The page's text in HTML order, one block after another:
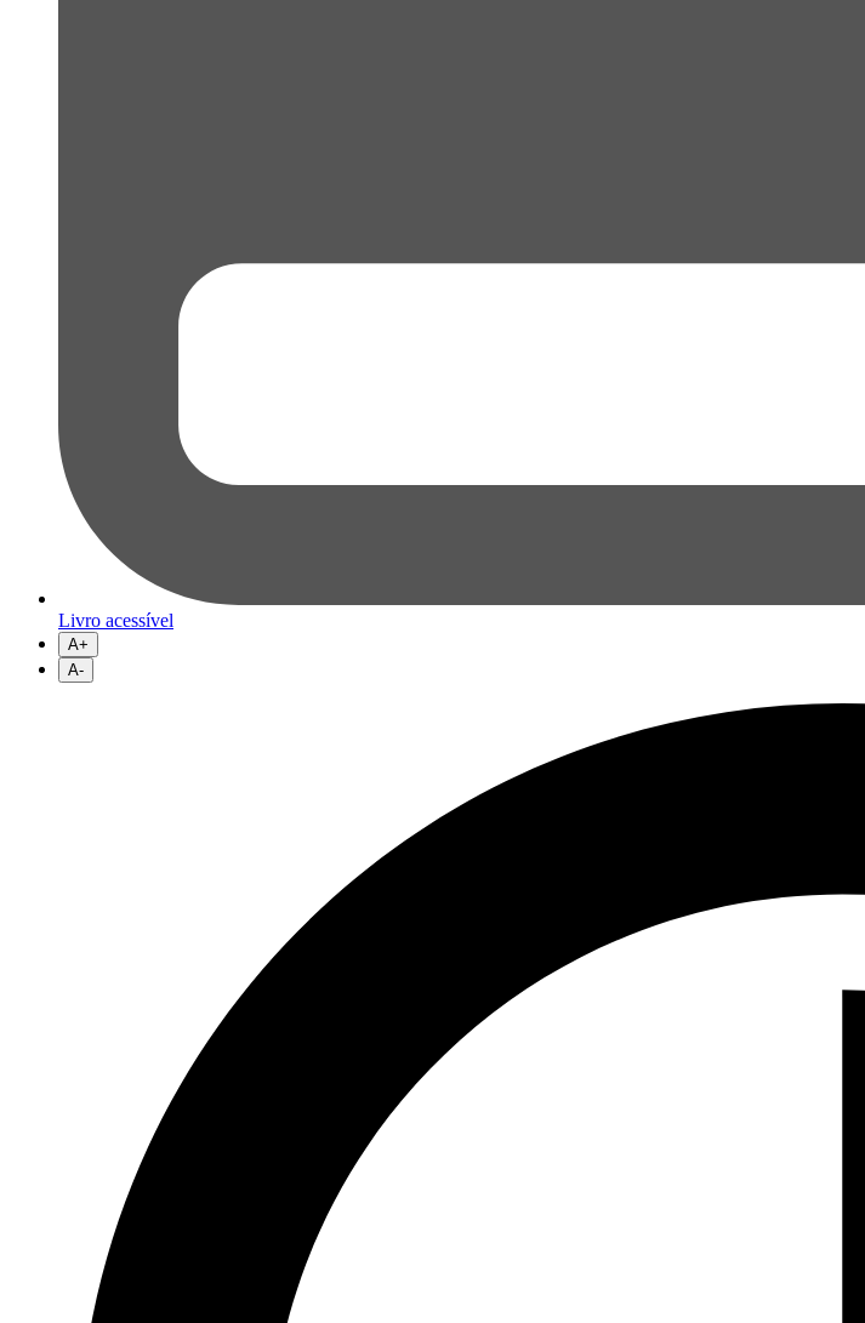
Livro acessível
A+
A-